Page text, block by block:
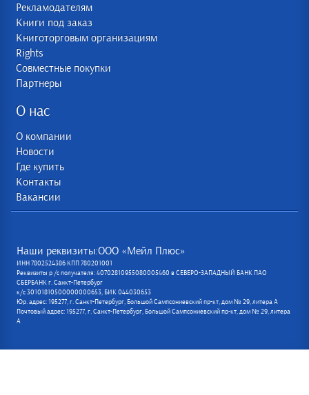
Рекламодателям
Книги под заказ
Книготорговым организациям
Rights
Совместные покупки
Партнеры
О нас
О компании
Новости
Где купить
Контакты
Вакансии
Наши реквизиты:ООО «Мейл Плюс»
ИНН 7802524386 КПП 780201001
Реквизиты р /с получателя: 40702810955080005460 в СЕВЕРО-ЗАПАДНЫЙ БАНК ПАО
СБЕРБАНК г. Санкт-Петербург
к/с 30101810500000000653, БИК 044030653
Юр. адрес: 195277, г. Санкт-Петербург, Большой Сампсониевский пр-кт, дом № 29, литера А
Почтовый адрес: 195277, г. Санкт-Петербург, Большой Сампсониевский пр-кт, дом № 29, литера
А